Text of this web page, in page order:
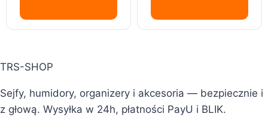
TRS-SHOP
Sejfy, humidory, organizery i akcesoria — bezpiecznie i
z głową. Wysyłka w 24h, płatności PayU i BLIK.